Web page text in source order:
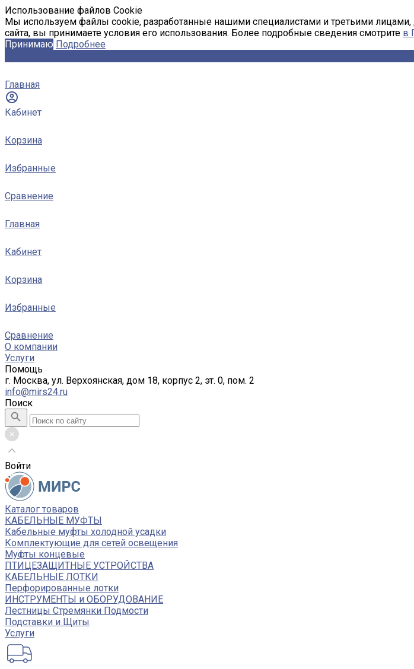
Использование файлов Cookie
Мы используем файлы cookie, разработанные нашими специалистами и третьими
сайта, вы принимаете условия его использования. Более подробные сведения смотрите в
Принимаю Подробнее
Главная
Кабинет
Корзина
Избранные
Сравнение
Главная
Кабинет
Корзина
Избранные
Сравнение
О компании
Услуги
Помощь
г. Москва, ул. Верхоянская, дом 18, корпус 2, эт. 0, пом. 2
info@mirs24.ru
Поиск
Войти
Каталог товаров
КАБЕЛЬНЫЕ МУФТЫ
Кабельные муфты холодной усадки
Комплектующие для сетей освещения
Муфты концевые
ПТИЦЕЗАЩИТНЫЕ УСТРОЙСТВА
КАБЕЛЬНЫЕ ЛОТКИ
Перфорированные лотки
ИНСТРУМЕНТЫ и ОБОРУДОВАНИЕ
Лестницы Стремянки Подмости
Подставки и Щиты
Услуги